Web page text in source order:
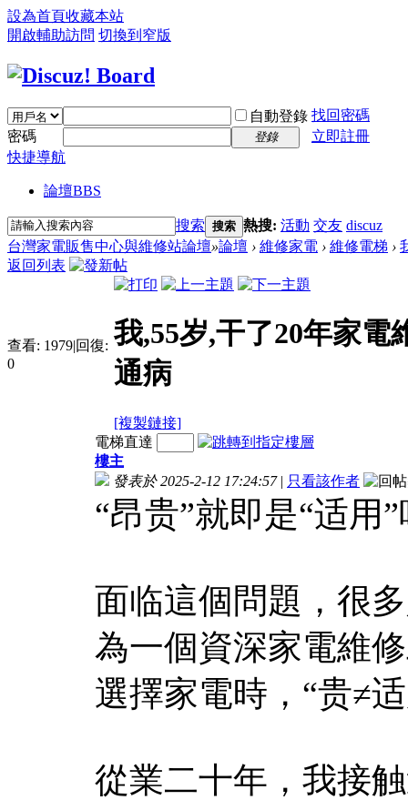
設為首頁收藏本站
開啟輔助訪問 切換到窄版
自動登錄 找回密碼
密碼
登錄
立即註冊
快捷導航
論壇BBS
搜索 搜索 熱搜: 活動 交友 discuz
台灣家電販售中心與維修站論壇»論壇 › 維修家電 › 維修電梯 ›
返回列表
查看: 1979|回復:
0
我,55岁,干了20年家
通病
[複製鏈接]
電梯直達
樓主
發表於 2025-2-12 17:24:57 | 只看該作者
“昂贵”就即是“适用
面临這個問題，很
為一個資深家電維
選擇家電時，“贵≠
從業二十年，我接